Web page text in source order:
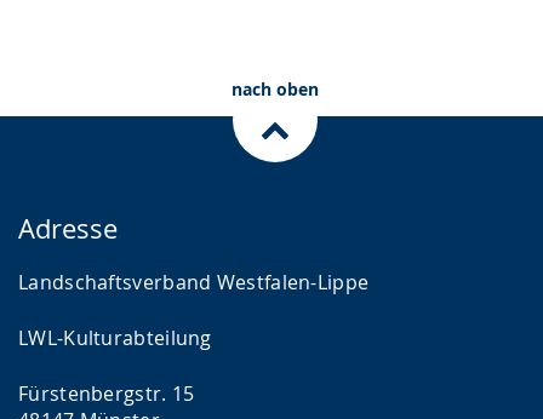
nach oben
Adresse
Landschaftsverband Westfalen-Lippe
LWL-Kulturabteilung
Fürstenbergstr. 15